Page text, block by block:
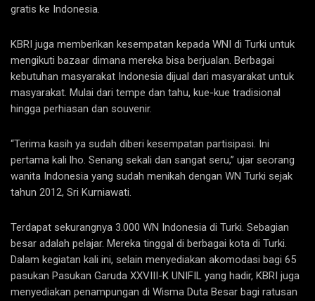
gratis ke Indonesia.
KBRI juga memberikan kesempatan kepada WNI di Turki untuk
mengikuti bazaar dimana mereka bisa berjualan. Berbagai
kebutuhan masyarakat Indonesia dijual dari masyarakat untuk
masyarakat. Mulai dari tempe dan tahu, kue-kue tradisional
hingga perhiasan dan souvenir.
“Terima kasih ya sudah diberi kesempatan partisipasi. Ini
pertama kali lho. Senang sekali dan sangat seru,” ujar seorang
wanita Indonesia yang sudah menikah dengan WN Turki sejak
tahun 2012, Sri Kurniawati.
Terdapat sekurangnya 3.000 WN Indonesia di Turki. Sebagian
besar adalah pelajar. Mereka tinggal di berbagai kota di Turki.
Dalam kegiatan kali ini, selain menyediakan akomodasi bagi 65
pasukan Pasukan Garuda XXVIII-K UNIFIL yang hadir, KBRI juga
menyediakan penampungan di Wisma Duta Besar bagi ratusan